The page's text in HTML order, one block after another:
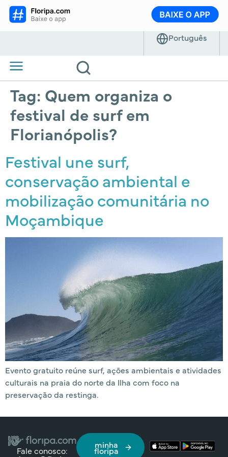
Tag: Quem organiza o
festival de surf em
Florianópolis?
Festival une surf,
conservação ambiental e
mobilização comunitária no
Moçambique
Evento gratuito reúne surf, ações ambientais e atividades
culturais na praia do norte da Ilha com foco na
preservação da restinga.
Fale conosco:
minha
floripa